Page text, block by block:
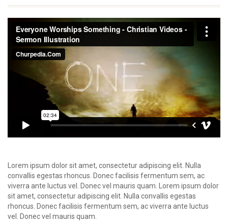
Lorem ipsum dolor sit amet, consectetur adipiscing elit. Nulla
convallis egestas rhoncus. Donec facilisis fermentum sem, ac
viverra ante luctus vel. Donec vel mauris quam. Lorem ipsum dolor
sit amet, consectetur adipiscing elit. Nulla convallis egestas
rhoncus. Donec facilisis fermentum sem, ac viverra ante luctus
vel. Donec vel mauris quam.